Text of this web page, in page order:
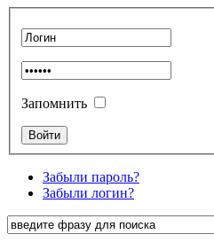
Запомнить
Забыли пароль?
Забыли логин?